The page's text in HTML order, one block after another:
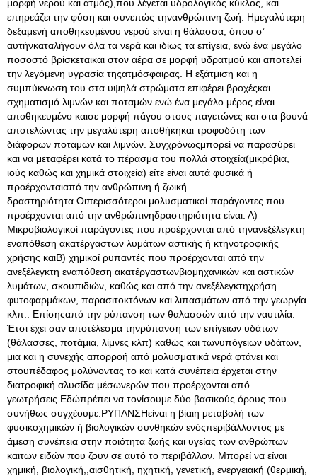
μορφή νερού και ατμός),που λέγεται υδρολογικός κύκλος, και
επηρεάζει την φύση και συνεπώς τηνανθρώπινη ζωή. Ημεγαλύτερη
δεξαμενή αποθηκευμένου νερού είναι η θάλασσα, όπου σ’
αυτήνκαταλήγουν όλα τα νερά και ιδίως τα επίγεια, ενώ ένα μεγάλο
ποσοστό βρίσκεταικαι στον αέρα σε μορφή υδρατμού και αποτελεί
την λεγόμενη υγρασία τηςατμόσφαιρας. Η εξάτμιση και η
συμπύκνωση του στα υψηλά στρώματα επιφέρει βροχέςκαι
σχηματισμό λιμνών και ποταμών ενώ ένα μεγάλο μέρος είναι
αποθηκευμένο καισε μορφή πάγου στους παγετώνες και στα βουνά
αποτελώντας την μεγαλύτερη αποθήκηκαι τροφοδότη των
διάφορων ποταμών και λιμνών. Συγχρόνωςμπορεί να παρασύρει
και να μεταφέρει κατά το πέρασμα του πολλά στοιχεία(μικρόβια,
ιούς καθώς και χημικά στοιχεία) είτε είναι αυτά φυσικά ή
προέρχονταιαπό την ανθρώπινη ή ζωική
δραστηριότητα.Οιπερισσότεροι μολυσματικοί παράγοντες που
προέρχονται από την ανθρώπινηδραστηριότητα είναι: Α)
Μικροβιολογικοί παράγοντες που προέρχονται από τηνανεξέλεγκτη
εναπόθεση ακατέργαστων λυμάτων αστικής ή κτηνοτροφικής
χρήσης καιΒ) χημικοί ρυπαντές που προέρχονται από την
ανεξέλεγκτη εναπόθεση ακατέργαστωνβιομηχανικών και αστικών
λυμάτων, σκουπιδιών, καθώς και από την ανεξέλεγκτηχρήση
φυτοφαρμάκων, παρασιτοκτόνων και λιπασμάτων από την γεωργία
κλπ.. Επίσηςαπό την ρύπανση των θαλασσών από την ναυτιλία.
Έτσι έχει σαν αποτέλεσμα τηνρύπανση των επίγειων υδάτων
(θάλασσες, ποτάμια, λίμνες κλπ) καθώς και τωνυπόγειων υδάτων,
μια και η συνεχής απορροή από μολυσματικά νερά φτάνει και
στουπέδαφος μολύνοντας το και κατά συνέπεια έρχεται στην
διατροφική αλυσίδα μέσωνερών που προέρχονται από
γεωτρήσεις.Εδώπρέπει να τονίσουμε δύο βασικούς όρους που
συνήθως συγχέουμε:ΡΥΠΑΝΣΗείναι η βίαιη μεταβολή των
φυσικοχημικών ή βιολογικών συνθηκών ενόςπεριβάλλοντος με
άμεση συνέπεια στην ποιότητα ζωής και υγείας των ανθρώπων
καιτων ειδών που ζουν σε αυτό το περιβάλλον. Μπορεί να είναι
χημική, βιολογική,,αισθητική, ηχητική, γενετική, ενεργειακή (θερμική,